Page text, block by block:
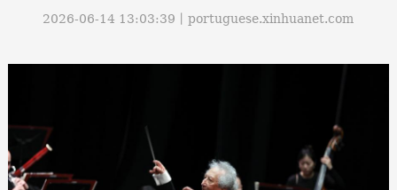
2026-06-14 13:03:39丨portuguese.xinhuanet.com